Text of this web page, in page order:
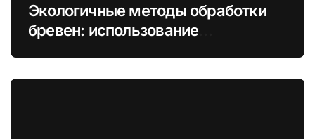
Экологичные методы обработки
бревен: использование